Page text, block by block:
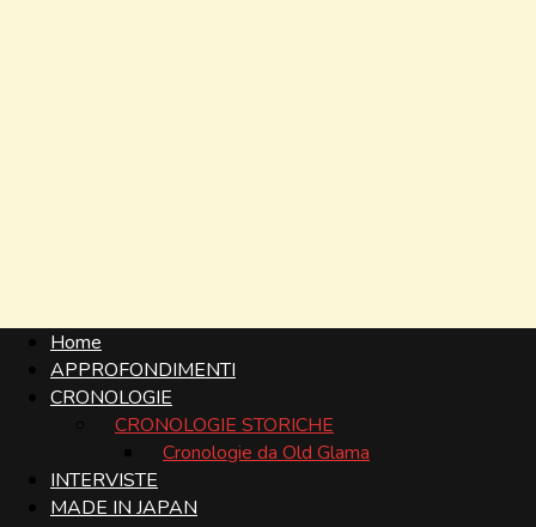
Home
APPROFONDIMENTI
CRONOLOGIE
CRONOLOGIE STORICHE
Cronologie da Old Glama
INTERVISTE
MADE IN JAPAN